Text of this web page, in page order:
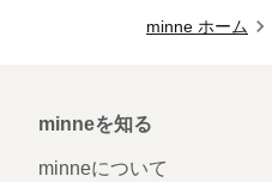
minne ホーム
minneを知る
minneについて